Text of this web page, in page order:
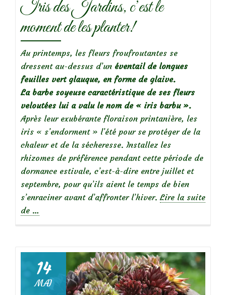
Iris des Jardins, c’est le
moment de les planter!
Au printemps, les fleurs froufroutantes se
dressent au-dessus d’un éventail de longues
feuilles vert glauque, en forme de glaive.
La barbe soyeuse caractéristique de ses fleurs
veloutées lui a valu le nom de « iris barbu ».
Après leur exubérante floraison printanière, les
iris « s’endorment » l’été pour se protéger de la
chaleur et de la sécheresse. Installez les
rhizomes de préférence pendant cette période de
dormance estivale, c’est-à-dire entre juillet et
septembre, pour qu’ils aient le temps de bien
s’enraciner avant d’affronter l’hiver. Lire la suite
de
Jardins,
c’est
le
…
14
MAI